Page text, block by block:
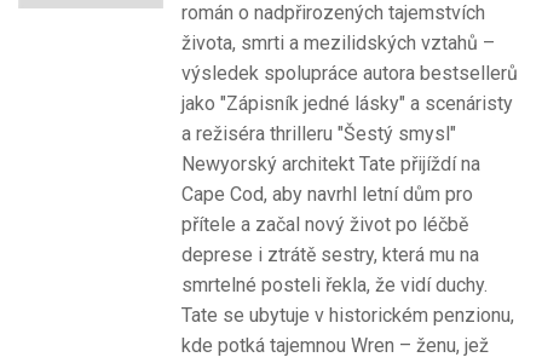
román o nadpřirozených tajemstvích
života, smrti a mezilidských vztahů –
výsledek spolupráce autora bestsellerů
jako "Zápisník jedné lásky" a scenáristy
a režiséra thrilleru "Šestý smysl"
Newyorský architekt Tate přijíždí na
Cape Cod, aby navrhl letní dům pro
přítele a začal nový život po léčbě
deprese i ztrátě sestry, která mu na
smrtelné posteli řekla, že vidí duchy.
Tate se ubytuje v historickém penzionu,
kde potká tajemnou Wren – ženu, jež